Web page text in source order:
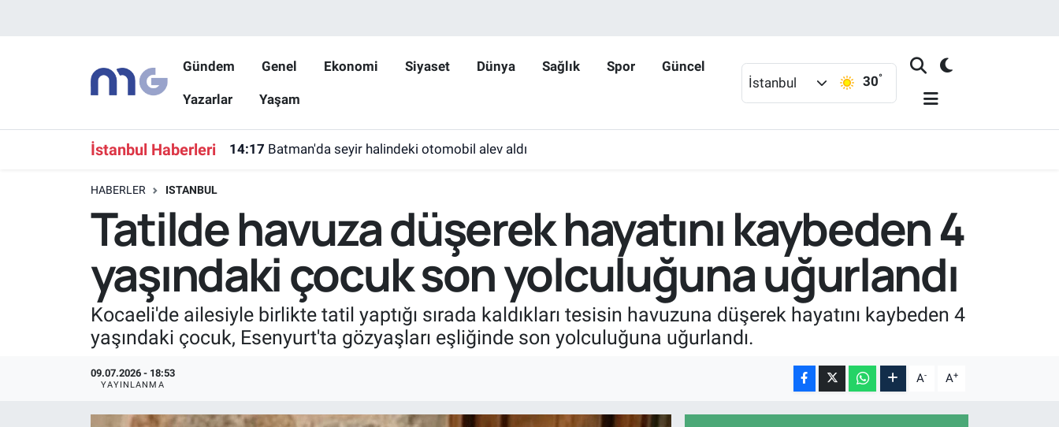
Gündem Genel Ekonomi Siyaset Dünya Sağlık Spor Güncel
Yazarlar Yaşam
İstanbul 30°
İstanbul Haberleri 14:17 Batman'da seyir halindeki otomobil alev aldı
HABERLER ISTANBUL
Tatilde havuza düşerek hayatını kaybeden 4
yaşındaki çocuk son yolculuğuna uğurlandı
Kocaeli'de ailesiyle birlikte tatil yaptığı sırada kaldıkları tesisin havuzuna düşerek hayatını kaybeden 4
yaşındaki çocuk, Esenyurt'ta gözyaşları eşliğinde son yolculuğuna uğurlandı.
09.07.2026 - 18:53
YAYINLANMA A- A+
Hava Durumu
İstanbul Namaz Vakitleri
Süper Lig Puan Durumu ve Fikstür
Son Dakika Haberleri
Haber Arşivi